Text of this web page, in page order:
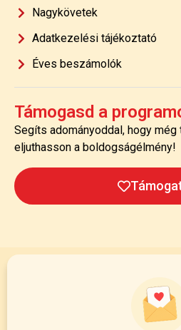
Nagykövetek
Adatkezelési tájékoztató
Éves beszámolók
Támogasd a
Segíts adományoddal, hogy
eljuthasson a boldogságélmény!